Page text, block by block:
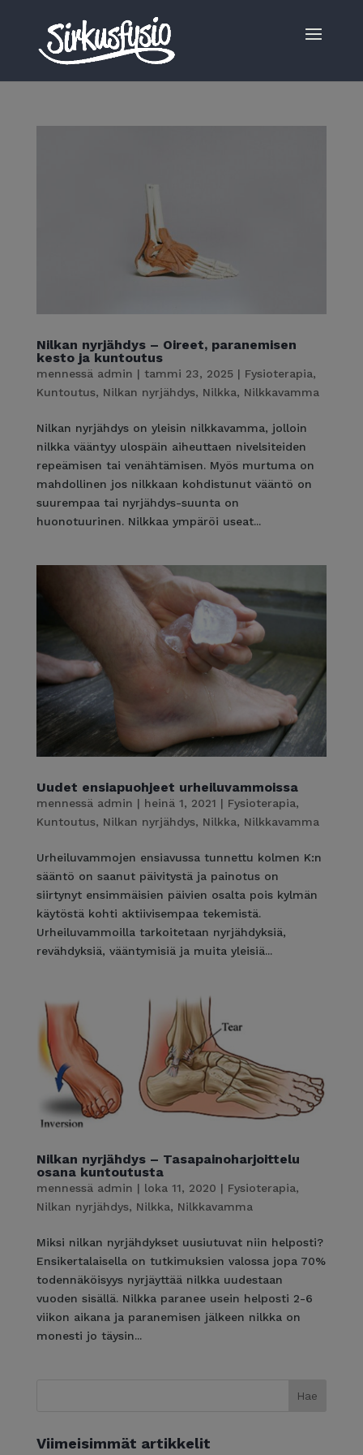
Nilkan nyrjähdys – Oireet, paranemisen
kesto ja kuntoutus
mennessä admin | tammi 23, 2025| Fysioterapia,
Kuntoutus, Nilkan nyrjähdys, Nilkka, Nilkkavamma
Nilkan nyrjähdys on yleisin nilkkavamma, jolloin
nilkka vääntyy ulospäin aiheuttaen nivelsiteiden
repeämisen tai venähtämisen. Myös murtuma on
mahdollinen jos nilkkaan kohdistunut vääntö on
suurempaa tai nyrjähdys-suunta on
huonotuurinen. Nilkkaa ympäröi useat...
Uudet ensiapuohjeet urheiluvammoissa
mennessä admin | heinä 1, 2021 | Fysioterapia,
Kuntoutus, Nilkan nyrjähdys, Nilkka, Nilkkavamma
Urheiluvammojen ensiavussa tunnettu kolmen K:n
sääntö on saanut päivitystä ja painotus on
siirtynyt ensimmäisien päivien osalta pois kylmän
käytöstä kohti aktiivisempaa tekemistä.
Urheiluvammoilla tarkoitetaan nyrjähdyksiä,
revähdyksiä, vääntymisiä ja muita yleisiä...
Nilkan nyrjähdys – Tasapainoharjoittelu
osana kuntoutusta
mennessä admin | loka 11, 2020 | Fysioterapia,
Nilkan nyrjähdys, Nilkka, Nilkkavamma
Miksi nilkan nyrjähdykset uusiutuvat niin helposti?
Ensikertalaisella on tutkimuksien valossa jopa 70%
todennäköisyys nyrjäyttää nilkka uudestaan
vuoden sisällä. Nilkka paranee usein helposti 2-6
viikon aikana ja paranemisen jälkeen nilkka on
monesti jo täysin...
Viimeisimmät artikkelit